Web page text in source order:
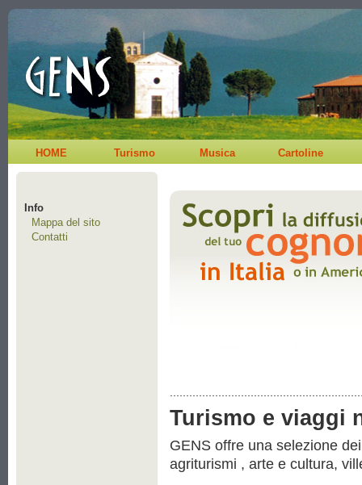
HOME Turismo Musica Cartoline
Info
Mappa del sito
Contatti
Turismo e viaggi
GENS offre una selezione
agriturismi , arte e cultura,